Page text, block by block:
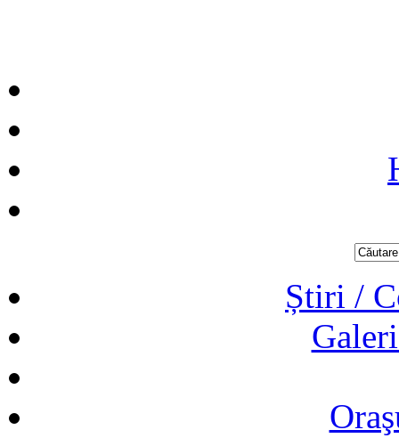
Știri /